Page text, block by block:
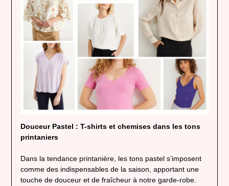
Douceur Pastel : T-shirts et chemises dans les tons
printaniers
Dans la tendance printanière, les tons pastel s’imposent
comme des indispensables de la saison, apportant une
touche de douceur et de fraîcheur à notre garde-robe.